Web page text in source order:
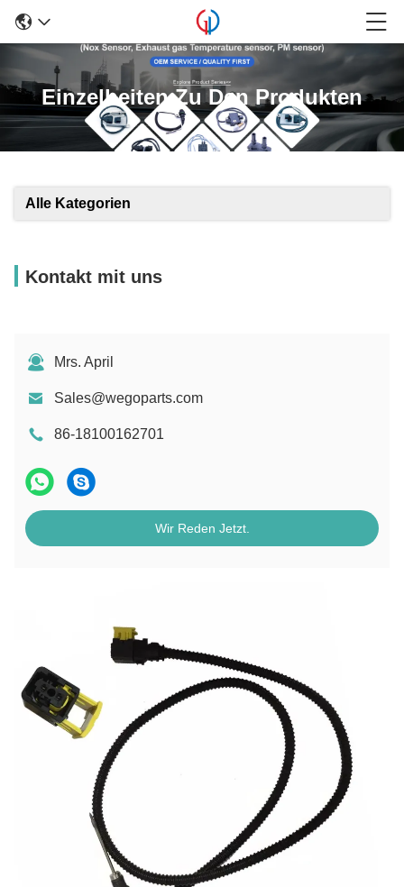
Einzelheiten Zu Den Produkten
Alle Kategorien
Kontakt mit uns
Mrs. April
Sales@wegoparts.com
86-18100162701
Wir Reden Jetzt.